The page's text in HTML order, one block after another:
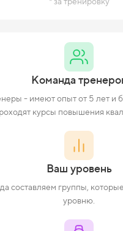
Команда
- имеют опыт от 5 лет и
курсы повышения
Ваш уровень
составляем группы,
уровню.